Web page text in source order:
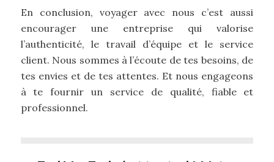
En conclusion, voyager avec nous c’est aussi
encourager une entreprise qui valorise
l’authenticité, le travail d’équipe et le service
client. Nous sommes à l’écoute de tes besoins, de
tes envies et de tes attentes. Et nous engageons
à te fournir un service de qualité, fiable et
professionnel.